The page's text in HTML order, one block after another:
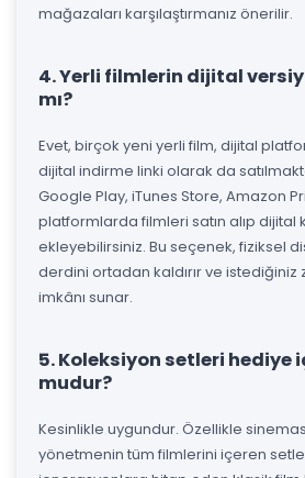
mağazaları karşılaştırmanız önerilir.
4. Yerli filmlerin dijital
mı?
Evet, birçok yeni yerli film, dijital
dijital indirme linki olarak da
Google Play, iTunes Store, Amazon
platformlarda filmleri satın alıp dijital
ekleyebilirsiniz. Bu seçenek, fiziksel
derdini ortadan kaldırır ve
imkânı sunar.
5. Koleksiyon setleri hediye
mudur?
Kesinlikle uygundur. Özellikle
yönetmenin tüm filmlerini içeren